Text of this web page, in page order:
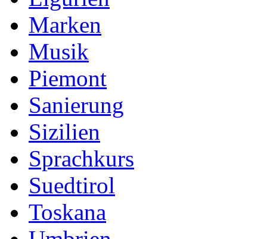
Marken
Musik
Piemont
Sanierung
Sizilien
Sprachkurs
Suedtirol
Toskana